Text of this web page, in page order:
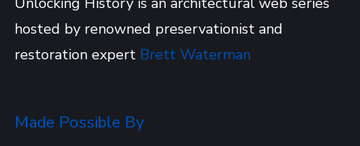
hosted by renowned preservationist and
restoration expert Brett Waterman
Made Possible By